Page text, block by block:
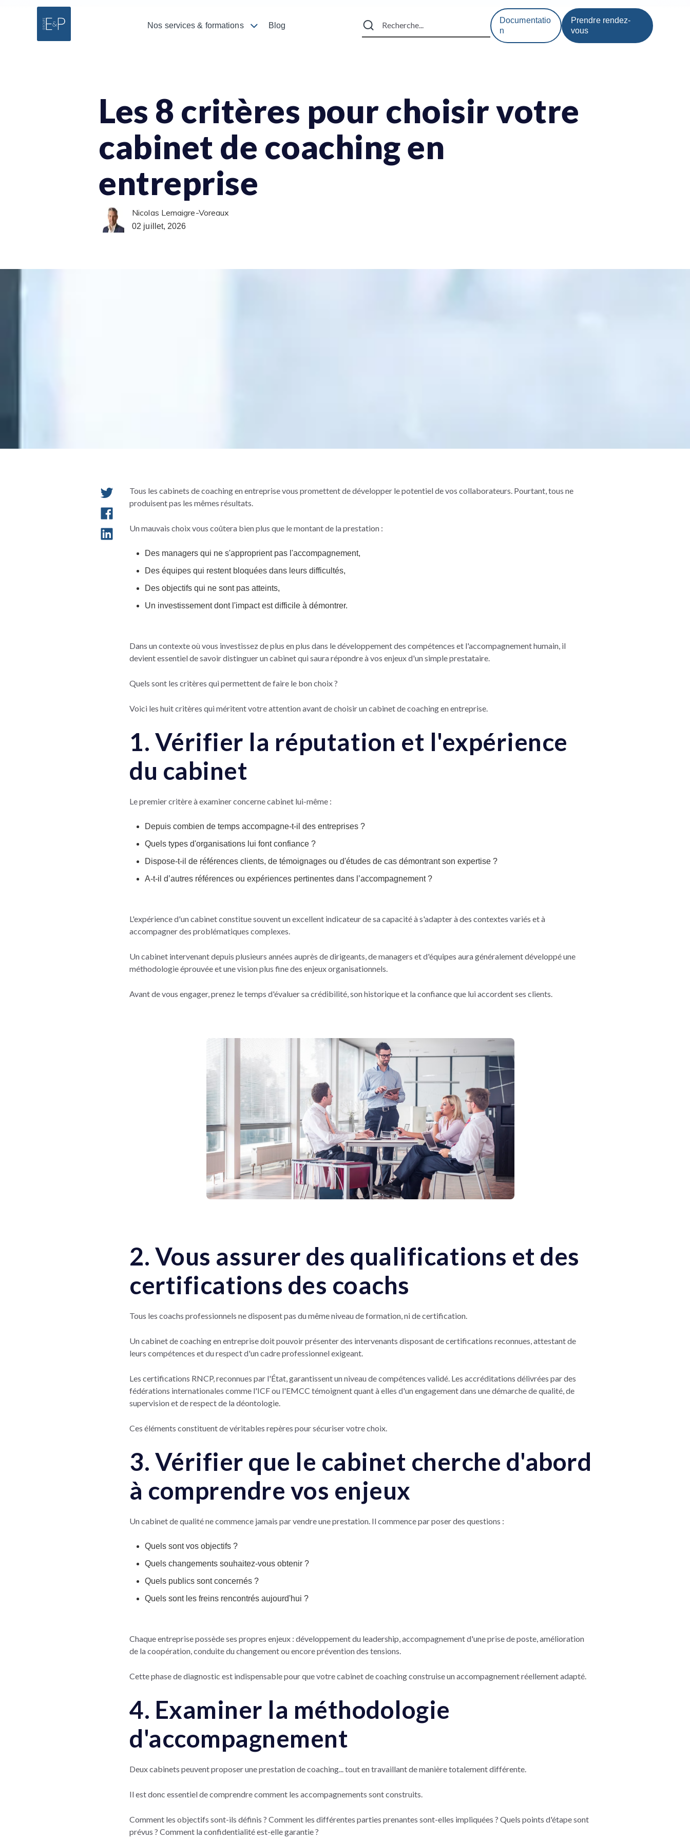
Nos services & formations Blog
Documentatio
n
Prendre rendez-
vous
Les 8 critères pour choisir votre
cabinet de coaching en
entreprise
Nicolas Lemaigre-Voreaux
02 juillet, 2026
Tous les cabinets de coaching en entreprise vous promettent de développer le potentiel de vos collaborateurs. Pourtant, tous ne
produisent pas les mêmes résultats.
Un mauvais choix vous coûtera bien plus que le montant de la prestation :
Des managers qui ne s'approprient pas l'accompagnement,
Des équipes qui restent bloquées dans leurs difficultés,
Des objectifs qui ne sont pas atteints,
Un investissement dont l'impact est difficile à démontrer.
Dans un contexte où vous investissez de plus en plus dans le développement des compétences et l'accompagnement humain, il
devient essentiel de savoir distinguer un cabinet qui saura répondre à vos enjeux d'un simple prestataire.
Quels sont les critères qui permettent de faire le bon choix ?
Voici les huit critères qui méritent votre attention avant de choisir un cabinet de coaching en entreprise.
1. Vérifier la réputation et l'expérience
du cabinet
Le premier critère à examiner concerne cabinet lui-même :
Depuis combien de temps accompagne-t-il des entreprises ?
Quels types d'organisations lui font confiance ?
Dispose-t-il de références clients, de témoignages ou d'études de cas démontrant son expertise ?
A-t-il d’autres références ou expériences pertinentes dans l’accompagnement ?
L'expérience d'un cabinet constitue souvent un excellent indicateur de sa capacité à s'adapter à des contextes variés et à
accompagner des problématiques complexes.
Un cabinet intervenant depuis plusieurs années auprès de dirigeants, de managers et d'équipes aura généralement développé une
méthodologie éprouvée et une vision plus fine des enjeux organisationnels.
Avant de vous engager, prenez le temps d'évaluer sa crédibilité, son historique et la confiance que lui accordent ses clients.
2. Vous assurer des qualifications et des
certifications des coachs
Tous les coachs professionnels ne disposent pas du même niveau de formation, ni de certification.
Un cabinet de coaching en entreprise doit pouvoir présenter des intervenants disposant de certifications reconnues, attestant de
leurs compétences et du respect d'un cadre professionnel exigeant.
Les certifications RNCP, reconnues par l'État, garantissent un niveau de compétences validé. Les accréditations délivrées par des
fédérations internationales comme l'ICF ou l'EMCC témoignent quant à elles d'un engagement dans une démarche de qualité, de
supervision et de respect de la déontologie.
Ces éléments constituent de véritables repères pour sécuriser votre choix.
3. Vérifier que le cabinet cherche d'abord
à comprendre vos enjeux
Un cabinet de qualité ne commence jamais par vendre une prestation. Il commence par poser des questions :
Quels sont vos objectifs ?
Quels changements souhaitez-vous obtenir ?
Quels publics sont concernés ?
Quels sont les freins rencontrés aujourd'hui ?
Chaque entreprise possède ses propres enjeux : développement du leadership, accompagnement d'une prise de poste, amélioration
de la coopération, conduite du changement ou encore prévention des tensions.
Cette phase de diagnostic est indispensable pour que votre cabinet de coaching construise un accompagnement réellement adapté.
4. Examiner la méthodologie
d'accompagnement
Deux cabinets peuvent proposer une prestation de coaching... tout en travaillant de manière totalement différente.
Il est donc essentiel de comprendre comment les accompagnements sont construits.
Comment les objectifs sont-ils définis ? Comment les différentes parties prenantes sont-elles impliquées ? Quels points d'étape sont
prévus ? Comment la confidentialité est-elle garantie ?